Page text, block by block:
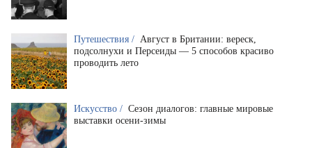
Путешествия / Август в Британии: вереск,
подсолнухи и Персеиды — 5 способов красиво
проводить лето
Искусство / Сезон диалогов: главные мировые
выставки осени-зимы